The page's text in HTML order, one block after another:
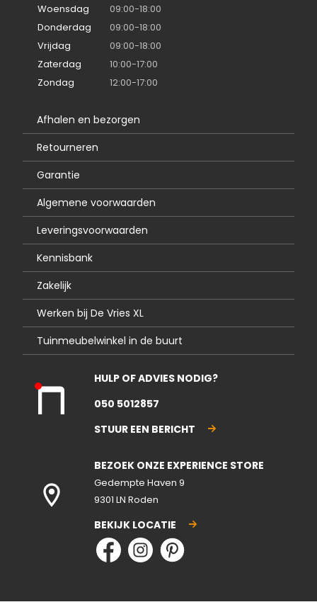
Woensdag
09:00-18:00
Donderdag
09:00-18:00
Vrijdag
09:00-18:00
Zaterdag
10:00-17:00
Zondag
12:00-17:00
Afhalen en bezorgen
Retourneren
Garantie
Algemene voorwaarden
Leveringsvoorwaarden
Kennisbank
Zakelijk
Werken bij De Vries XL
Tuinmeubelwinkel in de buurt
nte
ote
n
HULP OF ADVIES NODIG?
050 5012857
STUUR EEN BERICHT
BEZOEK ONZE EXPERIENCE STORE
Gedempte Haven 9
9301 LN Roden
BEKIJK LOCATIE